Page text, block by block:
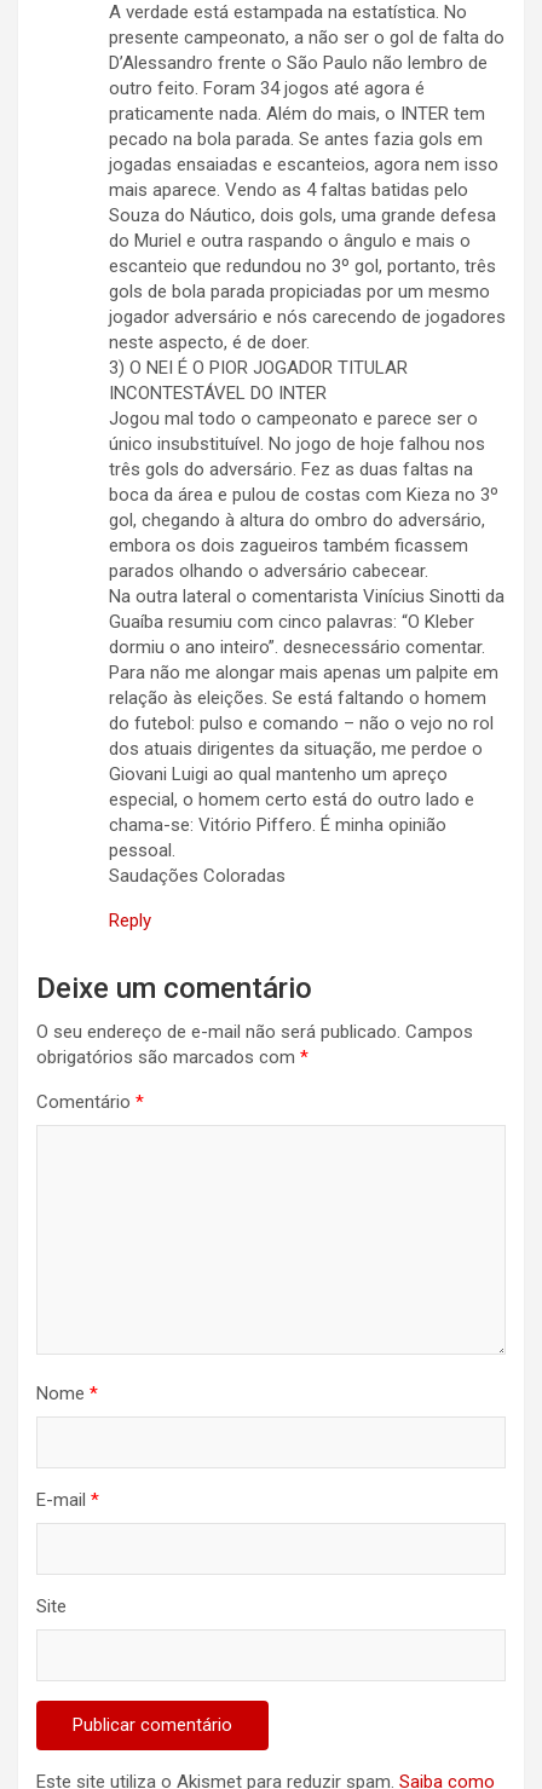
A verdade está estampada na estatística. No
presente campeonato, a não ser o gol de falta do
D’Alessandro frente o São Paulo não lembro de
outro feito. Foram 34 jogos até agora é
praticamente nada. Além do mais, o INTER tem
pecado na bola parada. Se antes fazia gols em
jogadas ensaiadas e escanteios, agora nem isso
mais aparece. Vendo as 4 faltas batidas pelo
Souza do Náutico, dois gols, uma grande defesa
do Muriel e outra raspando o ângulo e mais o
escanteio que redundou no 3º gol, portanto, três
gols de bola parada propiciadas por um mesmo
jogador adversário e nós carecendo de jogadores
neste aspecto, é de doer.
3) O NEI É O PIOR JOGADOR TITULAR
INCONTESTÁVEL DO INTER
Jogou mal todo o campeonato e parece ser o
único insubstituível. No jogo de hoje falhou nos
três gols do adversário. Fez as duas faltas na
boca da área e pulou de costas com Kieza no 3º
gol, chegando à altura do ombro do adversário,
embora os dois zagueiros também ficassem
parados olhando o adversário cabecear.
Na outra lateral o comentarista Vinícius Sinotti da
Guaíba resumiu com cinco palavras: “O Kleber
dormiu o ano inteiro”. desnecessário comentar.
Para não me alongar mais apenas um palpite em
relação às eleições. Se está faltando o homem
do futebol: pulso e comando – não o vejo no rol
dos atuais dirigentes da situação, me perdoe o
Giovani Luigi ao qual mantenho um apreço
especial, o homem certo está do outro lado e
chama-se: Vitório Piffero. É minha opinião
pessoal.
Saudações Coloradas
Reply
Deixe um comentário
O seu endereço de e-mail não será publicado. Campos
obrigatórios são marcados com *
Comentário *
Nome *
E-mail *
Site
Este site utiliza o Akismet para reduzir spam. Saiba como